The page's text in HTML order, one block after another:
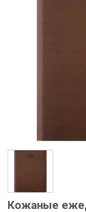
Кожаные